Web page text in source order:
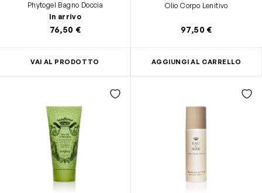
Phytogel Bagno Doccia
In arrivo
76,50 €
VAI AL PRODOTTO
Olio Corpo Lenitivo
97,50 €
AGGIUNGI AL CARRELLO